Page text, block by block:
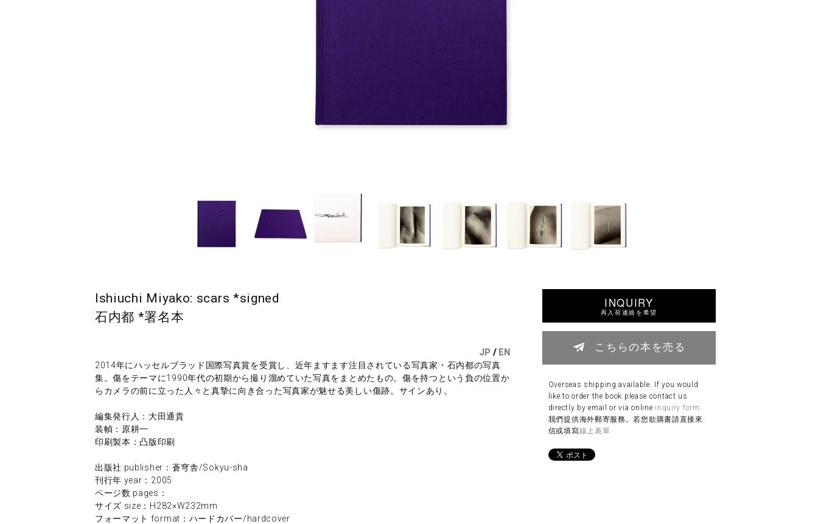
Ishiuchi Miyako: scars *signed
石内都 *署名本
JP / EN
2014年にハッセルブラッド国際写真賞を受賞し、近年ますます注目されている写真家・石内都の写真
集。傷をテーマに1990年代の初期から撮り溜めていた写真をまとめたもの。傷を持つという負の位置か
らカメラの前に立った人々と真摯に向き合った写真家が魅せる美しい傷跡。サインあり。
編集発行人：大田通貴
装幀：原耕一
印刷製本：凸版印刷
出版社 publisher：蒼穹舎/Sokyu-sha
刊行年 year：2005
ページ数 pages：
サイズ size：H282×W232mm
フォーマット format：ハードカバー/hardcover
INQUIRY
再入荷連絡を希望
こちらの本を売る
Overseas shipping available. If you would
like to order the book please contact us
directly by email or via online inquiry form .
我們提供海外郵寄服務。若您欲購書請直接來
信或填寫線上表單